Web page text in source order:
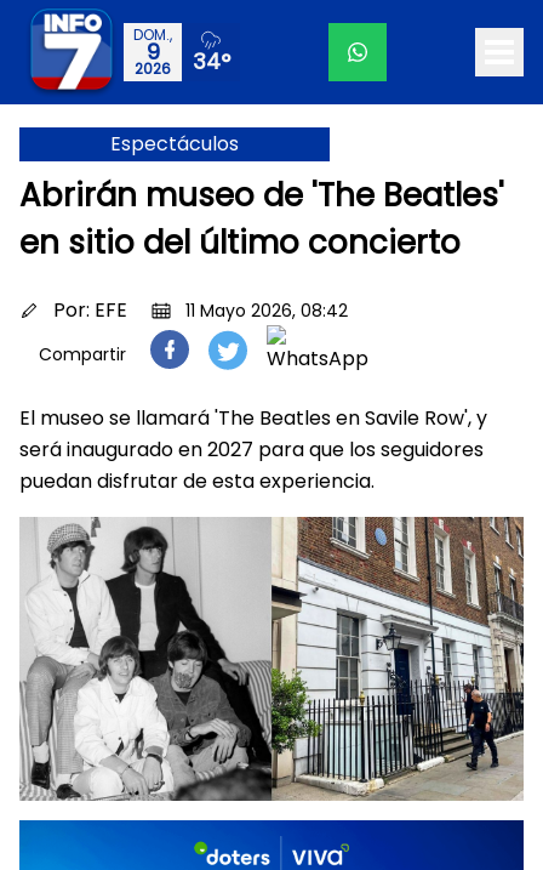
DOM.,
9
2026 34°
Espectáculos
Abrirán museo de 'The Beatles'
en sitio del último concierto
Por: EFE
11 Mayo 2026, 08:42
Compartir
El museo se llamará 'The Beatles en Savile Row', y
será inaugurado en 2027 para que los seguidores
puedan disfrutar de esta experiencia.